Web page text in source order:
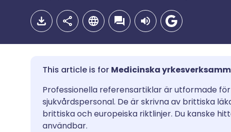
Dela via e-post
Dela via Facebook
🇬🇧 English 🇩🇪
🇪🇸 Español 🇫🇷
Medicinska
Professionella referensartiklar är utformade
sjukvårdspersonal. De är skrivna av brittiska
brittiska och europeiska riktlinjer. Du kanske
användbar.